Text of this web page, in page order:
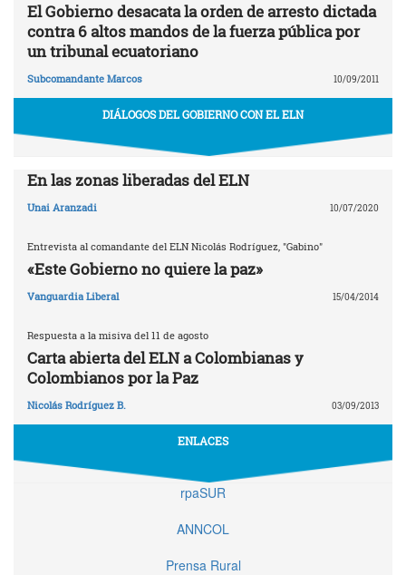
El Gobierno desacata la orden de arresto dictada
contra 6 altos mandos de la fuerza pública por
un tribunal ecuatoriano
Subcomandante Marcos 10/09/2011
DIÁLOGOS DEL GOBIERNO CON EL ELN
En las zonas liberadas del ELN
Unai Aranzadi 10/07/2020
Entrevista al comandante del ELN Nicolás Rodríguez, "Gabino"
«Este Gobierno no quiere la paz»
Vanguardia Liberal 15/04/2014
Respuesta a la misiva del 11 de agosto
Carta abierta del ELN a Colombianas y
Colombianos por la Paz
Nicolás Rodríguez B. 03/09/2013
ENLACES
rpaSUR
ANNCOL
Prensa Rural